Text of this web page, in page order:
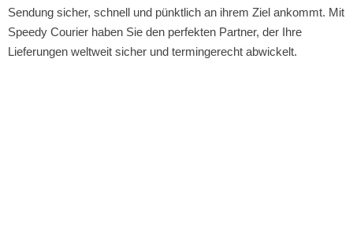
Sendung sicher, schnell und pünktlich an ihrem Ziel ankommt. Mit
Speedy Courier haben Sie den perfekten Partner, der Ihre
Lieferungen weltweit sicher und termingerecht abwickelt.